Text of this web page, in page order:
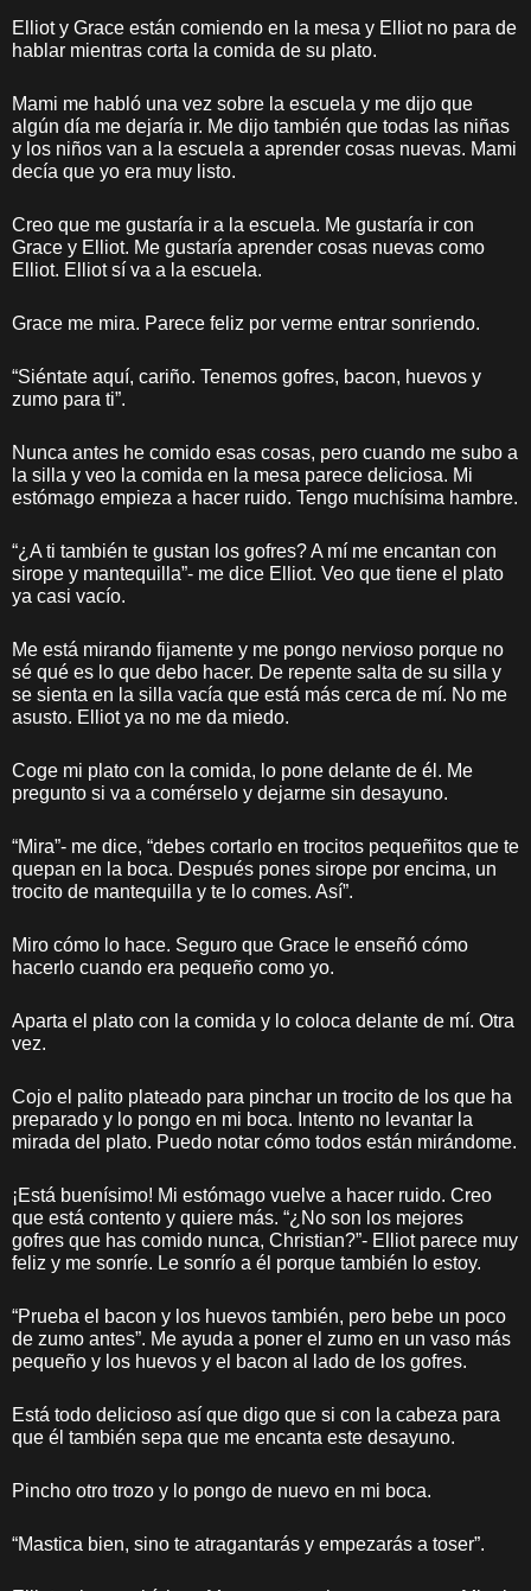
Elliot y Grace están comiendo en la mesa y Elliot no para de
hablar mientras corta la comida de su plato.
Mami me habló una vez sobre la escuela y me dijo que
algún día me dejaría ir. Me dijo también que todas las niñas
y los niños van a la escuela a aprender cosas nuevas. Mami
decía que yo era muy listo.
Creo que me gustaría ir a la escuela. Me gustaría ir con
Grace y Elliot. Me gustaría aprender cosas nuevas como
Elliot. Elliot sí va a la escuela.
Grace me mira. Parece feliz por verme entrar sonriendo.
“Siéntate aquí, cariño. Tenemos gofres, bacon, huevos y
zumo para ti”.
Nunca antes he comido esas cosas, pero cuando me subo a
la silla y veo la comida en la mesa parece deliciosa. Mi
estómago empieza a hacer ruido. Tengo muchísima hambre.
“¿A ti también te gustan los gofres? A mí me encantan con
sirope y mantequilla”- me dice Elliot. Veo que tiene el plato
ya casi vacío.
Me está mirando fijamente y me pongo nervioso porque no
sé qué es lo que debo hacer. De repente salta de su silla y
se sienta en la silla vacía que está más cerca de mí. No me
asusto. Elliot ya no me da miedo.
Coge mi plato con la comida, lo pone delante de él. Me
pregunto si va a comérselo y dejarme sin desayuno.
“Mira”- me dice, “debes cortarlo en trocitos pequeñitos que te
quepan en la boca. Después pones sirope por encima, un
trocito de mantequilla y te lo comes. Así”.
Miro cómo lo hace. Seguro que Grace le enseñó cómo
hacerlo cuando era pequeño como yo.
Aparta el plato con la comida y lo coloca delante de mí. Otra
vez.
Cojo el palito plateado para pinchar un trocito de los que ha
preparado y lo pongo en mi boca. Intento no levantar la
mirada del plato. Puedo notar cómo todos están mirándome.
¡Está buenísimo! Mi estómago vuelve a hacer ruido. Creo
que está contento y quiere más. “¿No son los mejores
gofres que has comido nunca, Christian?”- Elliot parece muy
feliz y me sonríe. Le sonrío a él porque también lo estoy.
“Prueba el bacon y los huevos también, pero bebe un poco
de zumo antes”. Me ayuda a poner el zumo en un vaso más
pequeño y los huevos y el bacon al lado de los gofres.
Está todo delicioso así que digo que si con la cabeza para
que él también sepa que me encanta este desayuno.
Pincho otro trozo y lo pongo de nuevo en mi boca.
“Mastica bien, sino te atragantarás y empezarás a toser”.